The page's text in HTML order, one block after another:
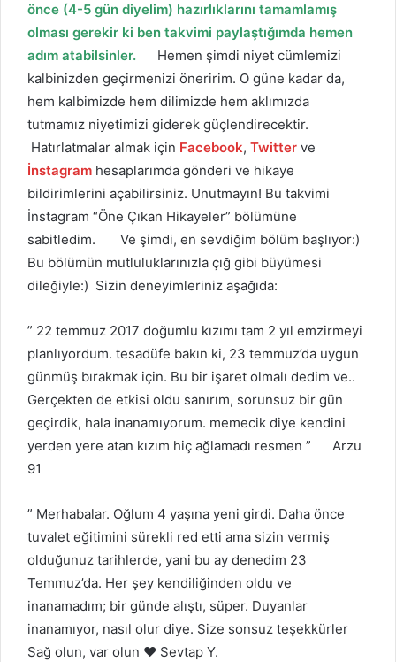
önce (4-5 gün diyelim) hazırlıklarını tamamlamış
olması gerekir ki ben takvimi paylaştığımda hemen
adım atabilsinler. Hemen şimdi niyet cümlemizi
kalbinizden geçirmenizi öneririm. O güne kadar da,
hem kalbimizde hem dilimizde hem aklımızda
tutmamız niyetimizi giderek güçlendirecektir.
Hatırlatmalar almak için Facebook, Twitter ve
İnstagram hesaplarımda gönderi ve hikaye
bildirimlerini açabilirsiniz. Unutmayın! Bu takvimi
İnstagram “Öne Çıkan Hikayeler” bölümüne
sabitledim. Ve şimdi, en sevdiğim bölüm başlıyor:)
Bu bölümün mutluluklarınızla çığ gibi büyümesi
dileğiyle:) Sizin deneyimleriniz aşağıda:
” 22 temmuz 2017 doğumlu kızımı tam 2 yıl emzirmeyi
planlıyordum. tesadüfe bakın ki, 23 temmuz’da uygun
günmüş bırakmak için. Bu bir işaret olmalı dedim ve..
Gerçekten de etkisi oldu sanırım, sorunsuz bir gün
geçirdik, hala inanamıyorum. memecik diye kendini
yerden yere atan kızım hiç ağlamadı resmen ” Arzu
91
” Merhabalar. Oğlum 4 yaşına yeni girdi. Daha önce
tuvalet eğitimini sürekli red etti ama sizin vermiş
olduğunuz tarihlerde, yani bu ay denedim 23
Temmuz’da. Her şey kendiliğinden oldu ve
inanamadım; bir günde alıştı, süper. Duyanlar
inanamıyor, nasıl olur diye. Size sonsuz teşekkürler
Sağ olun, var olun ❤️ Sevtap Y.